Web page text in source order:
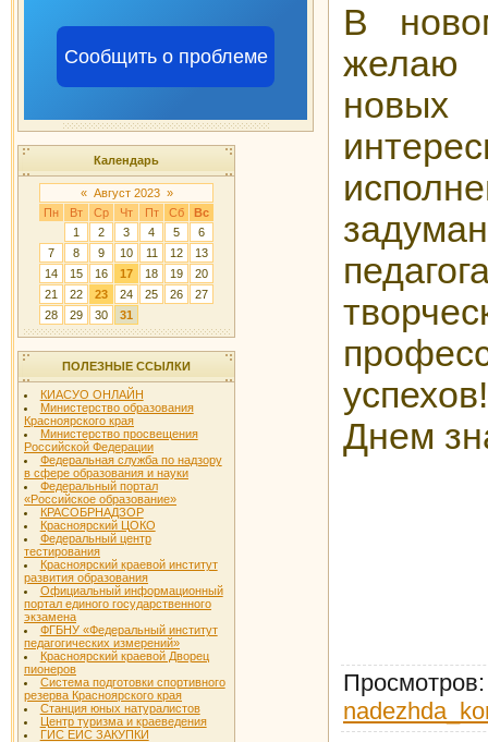
Сообщить о проблеме
Календарь
« Август 2023 »
Пн
Вт Ср Чт Пт Сб
Вс
1
2 3 4 5
6
7
8 9 10 11 12
13
14
15 16 17 18 19
20
21
22 23 24 25 26
27
28
29 30 31
ПОЛЕЗНЫЕ ССЫЛКИ
КИАСУО ОНЛАЙН
Министерство образования
Красноярского края
Министерство просвещения
Российской Федерации
Федеральная служба по надзору
в сфере образования и науки
Федеральный портал
«Российское образование»
КРАСОБРНАДЗОР
Красноярский ЦОКО
Федеральный центр
тестирования
Красноярский краевой институт
развития образования
Официальный информационный
портал единого государственного
экзамена
ФГБНУ «Федеральный институт
педагогических измерений»
Красноярский краевой Дворец
пионеров
Система подготовки спортивного
резерва Красноярского края
Станция юных натуралистов
Центр туризма и краеведения
ГИС ЕИС ЗАКУПКИ
В
желаю
Днем
Просмотров